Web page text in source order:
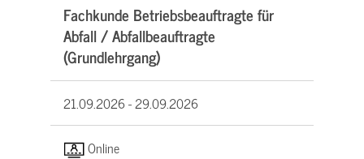
Fachkunde Betriebsbeauftragte für
Abfall / Abfallbeauftragte
(Grundlehrgang)
21.09.2026 -29.09.2026
Online